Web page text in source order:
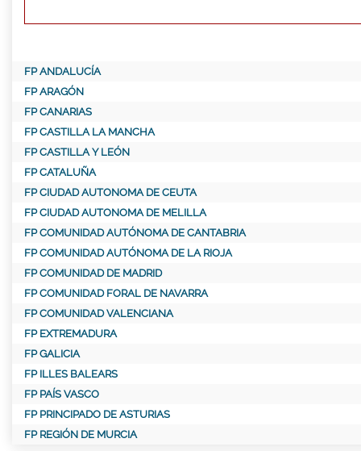
FP ANDALUCÍA
FP ARAGÓN
FP CANARIAS
FP CASTILLA LA MANCHA
FP CASTILLA Y LEÓN
FP CATALUÑA
FP CIUDAD AUTONOMA DE CEUTA
FP CIUDAD AUTONOMA DE MELILLA
FP COMUNIDAD AUTÓNOMA DE CANTABRIA
FP COMUNIDAD AUTÓNOMA DE LA RIOJA
FP COMUNIDAD DE MADRID
FP COMUNIDAD FORAL DE NAVARRA
FP COMUNIDAD VALENCIANA
FP EXTREMADURA
FP GALICIA
FP ILLES BALEARS
FP PAÍS VASCO
FP PRINCIPADO DE ASTURIAS
FP REGIÓN DE MURCIA